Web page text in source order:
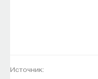
Источник: